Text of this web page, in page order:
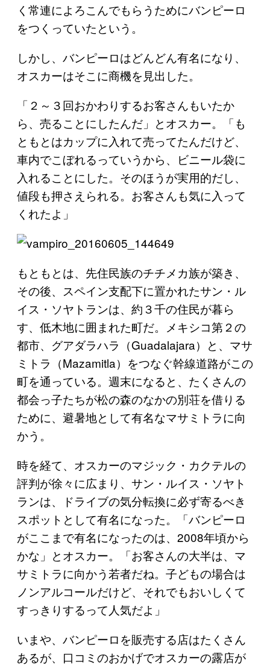
く常連によろこんでもらうためにバンピーロ
をつくっていたという。
しかし、バンピーロはどんどん有名になり、
オスカーはそこに商機を見出した。
「２～３回おかわりするお客さんもいたか
ら、売ることにしたんだ」とオスカー。「も
ともとはカップに入れて売ってたんだけど、
車内でこぼれるっていうから、ビニール袋に
入れることにした。そのほうが実用的だし、
値段も押さえられる。お客さんも気に入って
くれたよ」
もともとは、先住民族のチチメカ族が築き、
その後、スペイン支配下に置かれたサン・ル
イス・ソヤトランは、約３千の住民が暮ら
す、低木地に囲まれた町だ。メキシコ第２の
都市、グアダラハラ（Guadalajara）と、マサ
ミトラ（Mazamitla）をつなぐ幹線道路がこの
町を通っている。週末になると、たくさんの
都会っ子たちが松の森のなかの別荘を借りる
ために、避暑地として有名なマサミトラに向
かう。
時を経て、オスカーのマジック・カクテルの
評判が徐々に広まり、サン・ルイス・ソヤト
ランは、ドライブの気分転換に必ず寄るべき
スポットとして有名になった。「バンピーロ
がここまで有名になったのは、2008年頃から
かな」とオスカー。「お客さんの大半は、マ
サミトラに向かう若者だね。子どもの場合は
ノンアルコールだけど、それでもおいしくて
すっきりするって人気だよ」
いまや、バンピーロを販売する店はたくさん
あるが、口コミのおかげでオスカーの露店が